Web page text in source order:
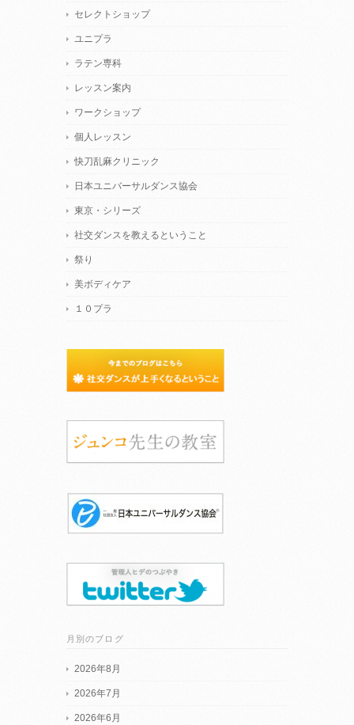
セレクトショップ
ユニプラ
ラテン専科
レッスン案内
ワークショップ
個人レッスン
快刀乱麻クリニック
日本ユニバーサルダンス協会
東京・シリーズ
社交ダンスを教えるということ
祭り
美ボディケア
１０プラ
月別のブログ
2026年8月
2026年7月
2026年6月